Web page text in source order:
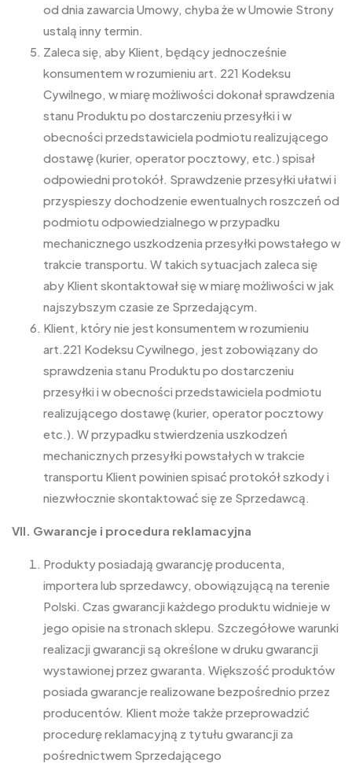
od dnia zawarcia Umowy, chyba że w Umowie Strony
ustalą inny termin.
Zaleca się, aby Klient, będący jednocześnie
konsumentem w rozumieniu art. 221 Kodeksu
Cywilnego, w miarę możliwości dokonał sprawdzenia
stanu Produktu po dostarczeniu przesyłki i w
obecności przedstawiciela podmiotu realizującego
dostawę (kurier, operator pocztowy, etc.) spisał
odpowiedni protokół. Sprawdzenie przesyłki ułatwi i
przyspieszy dochodzenie ewentualnych roszczeń od
podmiotu odpowiedzialnego w przypadku
mechanicznego uszkodzenia przesyłki powstałego w
trakcie transportu. W takich sytuacjach zaleca się
aby Klient skontaktował się w miarę możliwości w jak
najszybszym czasie ze Sprzedającym.
Klient, który nie jest konsumentem w rozumieniu
art.221 Kodeksu Cywilnego, jest zobowiązany do
sprawdzenia stanu Produktu po dostarczeniu
przesyłki i w obecności przedstawiciela podmiotu
realizującego dostawę (kurier, operator pocztowy
etc.). W przypadku stwierdzenia uszkodzeń
mechanicznych przesyłki powstałych w trakcie
transportu Klient powinien spisać protokół szkody i
niezwłocznie skontaktować się ze Sprzedawcą.
VII. Gwarancje i procedura reklamacyjna
Produkty posiadają gwarancję producenta,
importera lub sprzedawcy, obowiązującą na terenie
Polski. Czas gwarancji każdego produktu widnieje w
jego opisie na stronach sklepu. Szczegółowe warunki
realizacji gwarancji są określone w druku gwarancji
wystawionej przez gwaranta. Większość produktów
posiada gwarancje realizowane bezpośrednio przez
producentów. Klient może także przeprowadzić
procedurę reklamacyjną z tytułu gwarancji za
pośrednictwem Sprzedającego